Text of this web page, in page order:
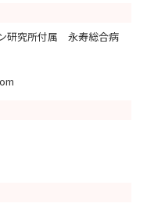
研究所付属 永寿総合病